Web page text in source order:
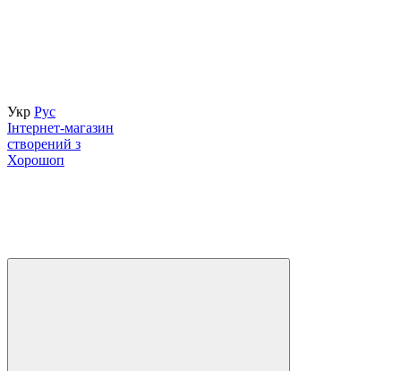
Укр Рус
Інтернет-магазин
створений з
Хорошоп